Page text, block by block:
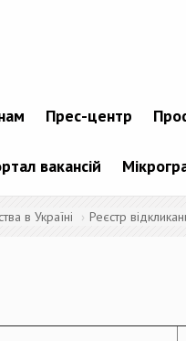
Прес-центр
вакансій
в Україні Реєстр